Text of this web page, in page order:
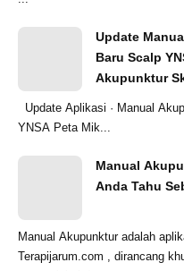
Update
Baru Scalp
Akupunktur
YNSA Peta Mik...
Manual
Anda Tahu
Manual Akupunktur adalah aplikasi premium orisinal dari Azdah |
Terapijarum.com , dirancang